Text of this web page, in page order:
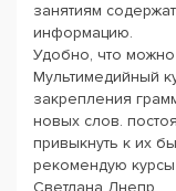
занятиям
информацию.
Удобно, что
Мультимедийный
закрепления
новых слов.
привыкнуть к их
рекомендую курсы
Светлана Днепр